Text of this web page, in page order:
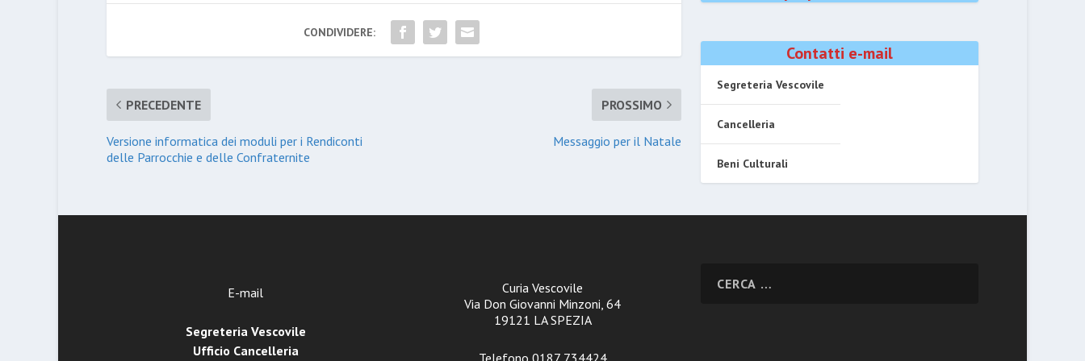
CONDIVIDERE:
PRECEDENTE
Versione informatica dei moduli per i Rendiconti
delle Parrocchie e delle Confraternite
PROSSIMO
Messaggio per il Natale
Contatti e-mail
Segreteria Vescovile
Cancelleria
Beni Culturali
E-mail
Segreteria Vescovile
Ufficio Cancelleria
Curia Vescovile
Via Don Giovanni Minzoni, 64
19121 LA SPEZIA